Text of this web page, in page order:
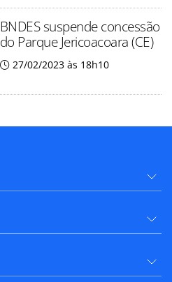
BNDES suspende concessão
do Parque Jericoacoara (CE)
27/02/2023 às 18h10